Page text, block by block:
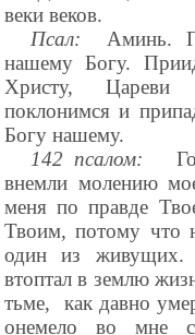
веки веков.
Псал:
Аминь.
нашему Богу.
Христу,
поклонимся и
Богу нашему.
142 псалом:
внемли молению
меня по правде
Твоим, потому что
один из живущих.
втоптал в землю
тьме,
как давно
онемело во мне